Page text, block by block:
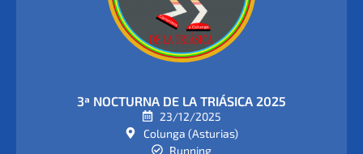
3ª NOCTURNA DE LA TRIÁSICA 2025
23/12/2025
Colunga (Asturias)
Running